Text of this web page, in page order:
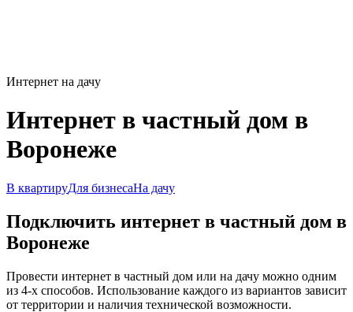
Интернет на дачу
Интернет в частный дом в
Воронеже
В квартируДля бизнесаНа дачу
Подключить интернет в частный дом в
Воронеже
Провести интернет в частный дом или на дачу можно одним
из 4-х способов. Использование каждого из вариантов зависит
от территории и наличия технической возможности.